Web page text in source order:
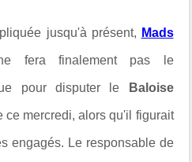
jusqu'à présent, Mads
fera finalement pas le
pour disputer le Baloise
ce mercredi, alors qu'il figurait
engagés. Le responsable de